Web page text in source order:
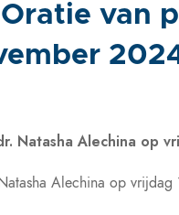
van
Natasha Alechina op
Alechina op vrijdag